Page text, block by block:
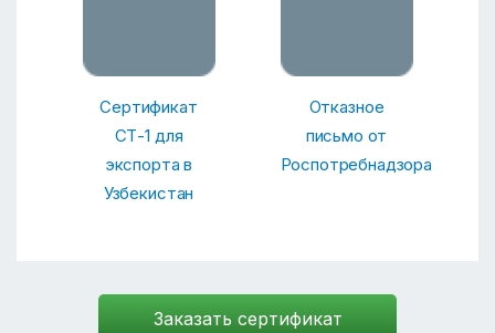
Сертификат
СТ-1 для
экспорта в
Узбекистан
Отказное
письмо от
Роспотребнадзора